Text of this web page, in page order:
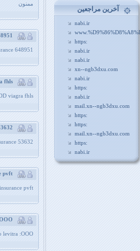
آخرين مراجعين
nabi.ir
https:
nabi.ir
nabi.ir
xn--ngb3dxu.com
nabi.ir
https:
nabi.ir
mail.xn--ngb3dxu.com
https:
https:
mail.xn--ngb3dxu.com
https:
nabi.ir
ممنون
648951
viagra fhls
53632
pvft
levitra :OOO